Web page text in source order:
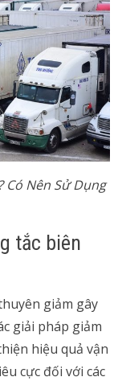
Có Nên Sử Dụng
tắc biên
giảm gây
giải pháp giảm
hiệu quả vận
cực đối với các